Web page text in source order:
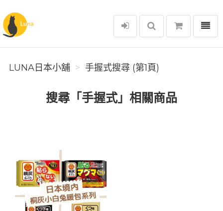
Luna日本小舖
選單
LUNA日本小舖 手握式搜尋 (第1頁)
搜尋「手握式」相關商品